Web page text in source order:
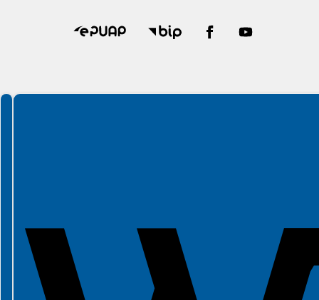
Spełniamy standardy WCAG 2.2
Spełniamy standardy W3C